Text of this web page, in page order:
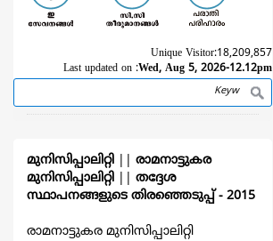
Unique Visitor:18,209,857
Last updated on :Wed, Aug 5, 2026-12.12pm
Search
മുനിസിപ്പാലിറ്റി
രാമനാട്ടുകര
മുനിസിപ്പാലിറ്റി
തദ്ദേശ
സ്ഥാപനങ്ങളുടെ തിരഞ്ഞെടുപ്പ്‌ - 2015
രാമനാട്ടുകര മുനിസിപ്പാലിറ്റി